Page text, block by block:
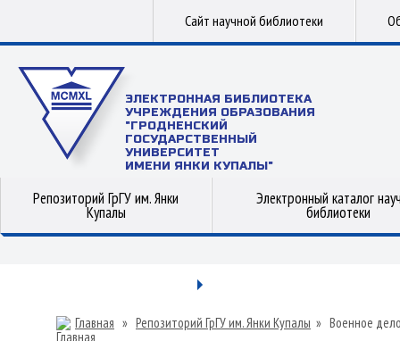
Сайт научной библиотеки
ЭЛЕКТРОННАЯ БИБЛИОТЕКА
УЧРЕЖДЕНИЯ ОБРАЗОВАНИЯ
"ГРОДНЕНСКИЙ
ГОСУДАРСТВЕННЫЙ
УНИВЕРСИТЕТ
ИМЕНИ ЯНКИ КУПАЛЫ"
Репозиторий ГрГУ им. Янки
Купалы
Электронный каталог
библиотеки
Главная » Репозиторий ГрГУ им. Янки Купалы » Военное